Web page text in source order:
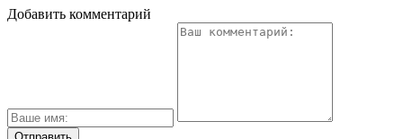
Добавить комментарий